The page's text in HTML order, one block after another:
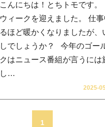
こんにちは！とちトモです
ウィークを迎えました。 仕
るほど暖かくなりましたが、
しでしょうか？ 今年のゴー
クはニュース番組が言うには
し…
2025-
1